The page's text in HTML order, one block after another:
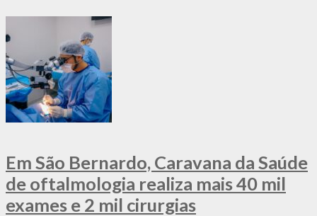
Em São Bernardo, Caravana da Saúde
de oftalmologia realiza mais 40 mil
exames e 2 mil cirurgias